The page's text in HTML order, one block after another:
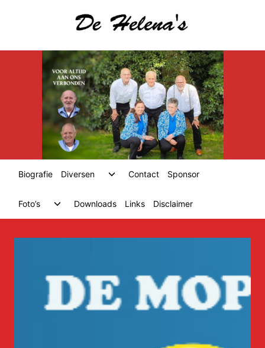
Biografie Diversen
ToggleContact Sponsor
Foto’s
ToggleDownloads Links Disclaimer